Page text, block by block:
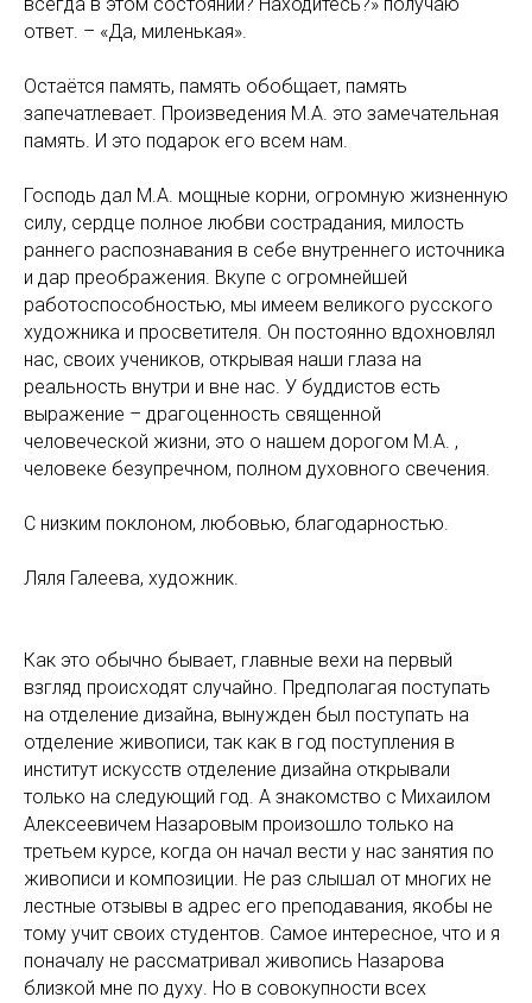
ответ. – «Да, миленькая».
Остаётся память, память обобщает, память
запечатлевает. Произведения М.А. это замечательная
память. И это подарок его всем нам.
Господь дал М.А. мощные корни, огромную жизненную
силу, сердце полное любви сострадания, милость
раннего распознавания в себе внутреннего источника
и дар преображения. Вкупе с огромнейшей
работоспособностью, мы имеем великого русского
художника и просветителя. Он постоянно вдохновлял
нас, своих учеников, открывая наши глаза на
реальность внутри и вне нас. У буддистов есть
выражение – драгоценность священной
человеческой жизни, это о нашем дорогом М.А. ,
человеке безупречном, полном духовного свечения.
С низким поклоном, любовью, благодарностью.
Ляля Галеева, художник.
Как это обычно бывает, главные вехи на первый
взгляд происходят случайно. Предполагая поступать
на отделение дизайна, вынужден был поступать на
отделение живописи, так как в год поступления в
институт искусств отделение дизайна открывали
только на следующий год. А знакомство с Михаилом
Алексеевичем Назаровым произошло только на
третьем курсе, когда он начал вести у нас занятия по
живописи и композиции. Не раз слышал от многих не
лестные отзывы в адрес его преподавания, якобы не
тому учит своих студентов. Самое интересное, что и я
поначалу не рассматривал живопись Назарова
близкой мне по духу. Но в совокупности всех